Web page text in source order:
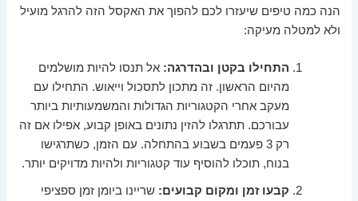
הנה כמה טיפים שיעזרו לכם להפוך את האקסל הזה להרגל מועיל
ולא למטלה מעיקה:
התחילו בקטן ובהדרגה: אל תנסו להיות מושלמים
מהיום הראשון. זה מתכון לתסכול וייאוש. התחילו עם
מעקב אחרי הקטגוריות הגדולות והמשמעותיות ביותר
עבורכם. תתרגלו להזין נתונים באופן קבוע, אפילו אם זה
רק 3 פעמים בשבוע בהתחלה. עם הזמן, כשתרגישו
בנוח, תוכלו להוסיף עוד קטגוריות ולהיות מדויקים יותר.
קבעו זמן ומקום קבועים: שריינו ביומן זמן ספציפי